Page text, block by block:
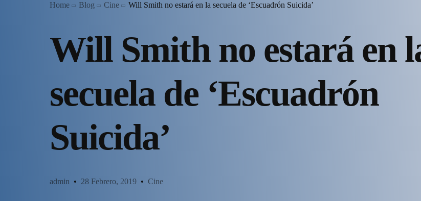
Home Blog Cine Will Smith no estará en la secuela de ‘Escuadrón Suicida’
Will Smith no estará en
secuela de ‘Escuadrón
Suicida’
admin 28 Febrero, 2019 Cine